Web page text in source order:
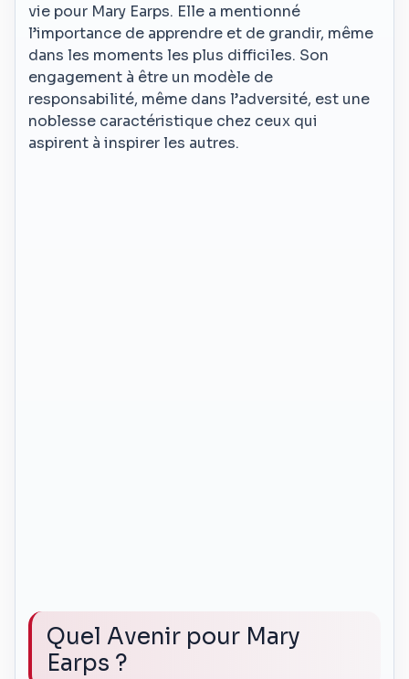
vie pour Mary Earps. Elle a mentionné
l’importance de apprendre et de grandir, même
dans les moments les plus difficiles. Son
engagement à être un modèle de
responsabilité, même dans l’adversité, est une
noblesse caractéristique chez ceux qui
aspirent à inspirer les autres.
Quel Avenir pour Mary
Earps ?